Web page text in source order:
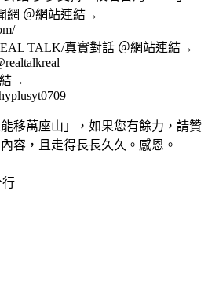
網 ＠網站連結→
TALK/真實對話 ＠網站連結→
→
移萬座山」，如果您有餘力，請贊
容，且走得長長久久。感恩。